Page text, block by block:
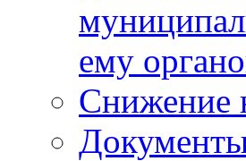
ему
Снижение
Документы